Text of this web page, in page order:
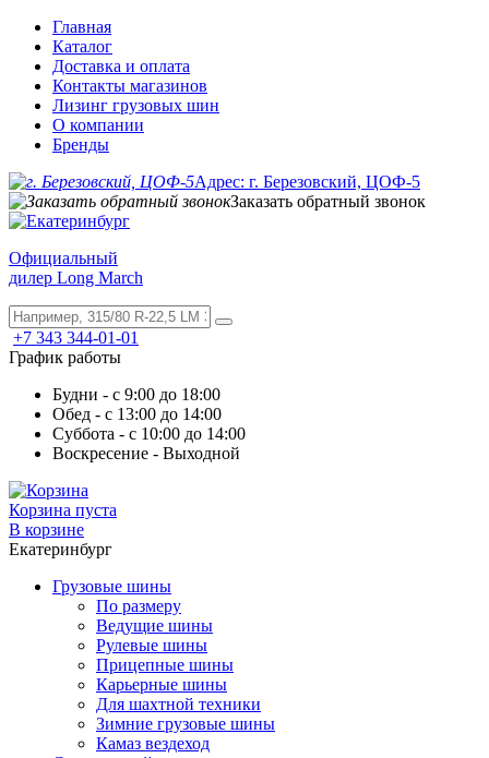
Главная
Каталог
Доставка и оплата
Контакты магазинов
Лизинг грузовых шин
О компании
Бренды
Адрес: г. Березовский, ЦОФ-5
Заказать обратный звонок
Официальный
дилер Long March
+7 343 344-01-01
График работы
Будни - с 9:00 до 18:00
Обед - с 13:00 до 14:00
Суббота - с 10:00 до 14:00
Воскресение - Выходной
Корзина пуста
В корзине
Екатеринбург
Грузовые шины
По размеру
Ведущие шины
Рулевые шины
Прицепные шины
Карьерные шины
Для шахтной техники
Зимние грузовые шины
Камаз вездеход